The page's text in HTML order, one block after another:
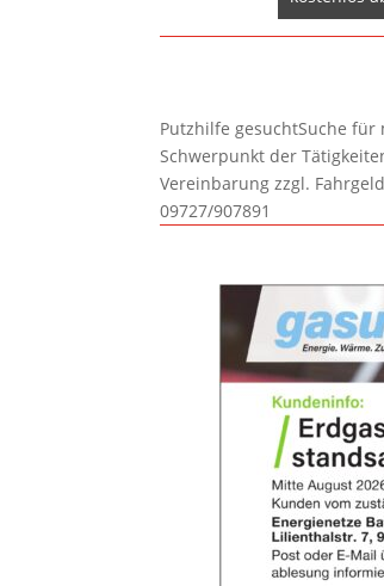
Putzhilfe gesuchtSuche für
Schwerpunkt der
Vereinbarung zzgl.
09727/907891